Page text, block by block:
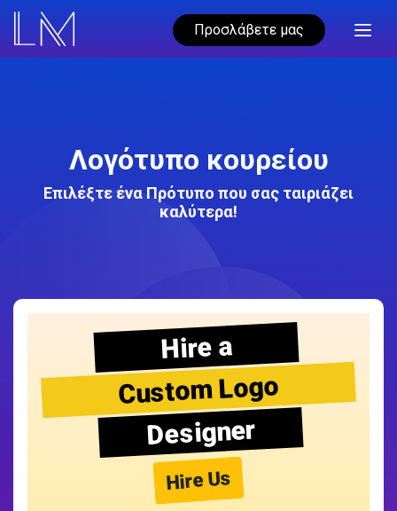
Προσλάβετε μας
Λογότυπο κουρείου
Επιλέξτε ένα Πρότυπο που σας ταιριάζει
καλύτερα!
Hire a
Custom Logo
Designer
Hire Us